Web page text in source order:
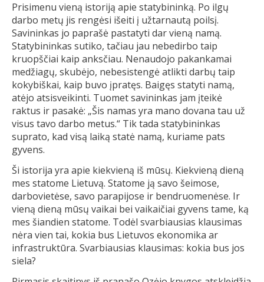
Prisimenu vieną istoriją apie statybininką. Po ilgų
darbo metų jis rengėsi išeiti į užtarnautą poilsį.
Savininkas jo paprašė pastatyti dar vieną namą.
Statybininkas sutiko, tačiau jau nebedirbo taip
kruopščiai kaip anksčiau. Nenaudojo pakankamai
medžiagų, skubėjo, nebesistengė atlikti darbų taip
kokybiškai, kaip buvo įpratęs. Baigęs statyti namą,
atėjo atsisveikinti. Tuomet savininkas jam įteikė
raktus ir pasakė: „Šis namas yra mano dovana tau už
visus tavo darbo metus.“ Tik tada statybininkas
suprato, kad visą laiką statė namą, kuriame pats
gyvens.
Ši istorija yra apie kiekvieną iš mūsų. Kiekvieną dieną
mes statome Lietuvą. Statome ją savo šeimose,
darbovietėse, savo parapijose ir bendruomenėse. Ir
vieną dieną mūsų vaikai bei vaikaičiai gyvens tame, ką
mes šiandien statome. Todėl svarbiausias klausimas
nėra vien tai, kokia bus Lietuvos ekonomika ar
infrastruktūra. Svarbiausias klausimas: kokia bus jos
siela?